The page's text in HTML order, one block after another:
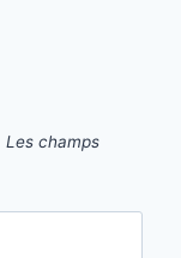
Les champs